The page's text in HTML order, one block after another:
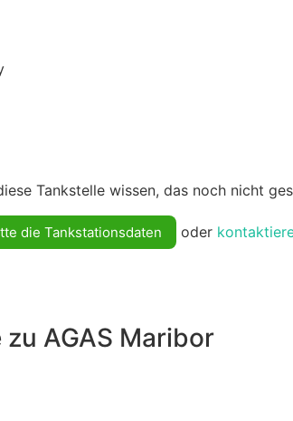
Tankstelle wissen, das noch nicht
die Tankstationsdaten oder
AGAS Maribor